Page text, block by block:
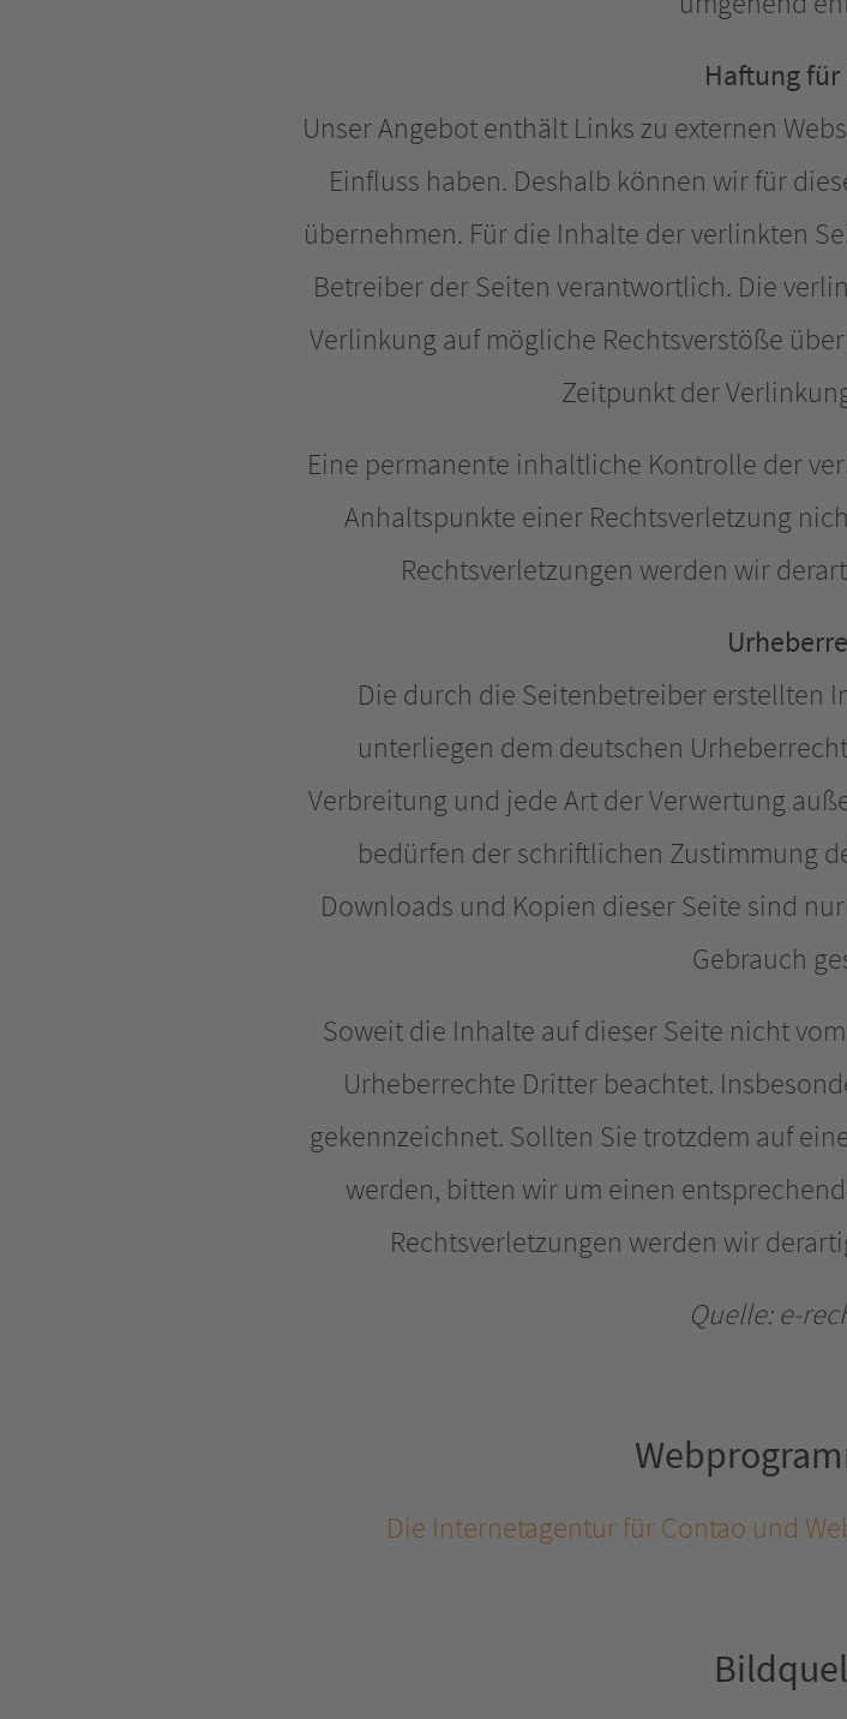
Haftung für
Unser Angebot enthält Links zu externen
Einfluss haben. Deshalb können wir für
übernehmen. Für die Inhalte der verlinkten
Betreiber der Seiten verantwortlich. Die
Verlinkung auf mögliche Rechtsverstöße
Zeitpunkt der
Eine permanente inhaltliche Kontrolle der
Anhaltspunkte einer Rechtsverletzung
Rechtsverletzungen werden wir
Die durch die Seitenbetreiber erstellten
unterliegen dem deutschen
Verbreitung und jede Art der Verwertung
bedürfen der schriftlichen Zustimmung
Downloads und Kopien dieser Seite sind
Gebrauch
Soweit die Inhalte auf dieser Seite nicht
Urheberrechte Dritter beachtet.
gekennzeichnet. Sollten Sie trotzdem auf
werden, bitten wir um einen
Rechtsverletzungen werden wir
Quelle: e-
Die Internetagentur für Contao und